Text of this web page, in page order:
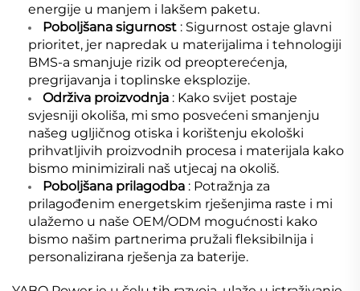
energije u manjem i lakšem paketu.
Poboljšana sigurnost : Sigurnost ostaje glavni
prioritet, jer napredak u materijalima i tehnologiji
BMS-a smanjuje rizik od preopterećenja,
pregrijavanja i toplinske eksplozije.
Održiva proizvodnja : Kako svijet postaje
svjesniji okoliša, mi smo posvećeni smanjenju
našeg ugljičnog otiska i korištenju ekološki
prihvatljivih proizvodnih procesa i materijala kako
bismo minimizirali naš utjecaj na okoliš.
Poboljšana prilagodba : Potražnja za
prilagođenim energetskim rješenjima raste i mi
ulažemo u naše OEM/ODM mogućnosti kako
bismo našim partnerima pružali fleksibilnija i
personalizirana rješenja za baterije.